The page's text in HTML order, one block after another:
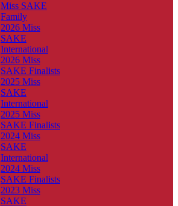
Miss SAKE
Family
2026 Miss
SAKE
International
2026 Miss
SAKE Finalists
2025 Miss
SAKE
International
2025 Miss
SAKE Finalists
2024 Miss
SAKE
International
2024 Miss
SAKE Finalists
2023 Miss
SAKE